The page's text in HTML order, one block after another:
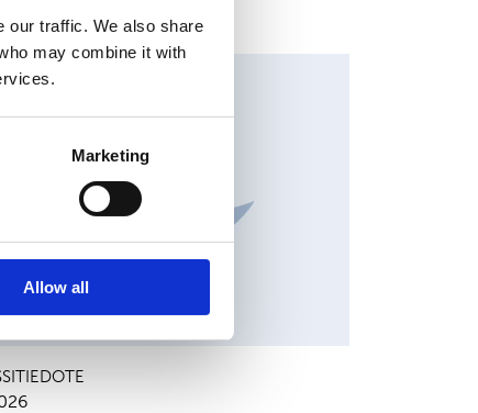
our traffic. We also share
may combine it with
Marketing
Allow all
NEWS